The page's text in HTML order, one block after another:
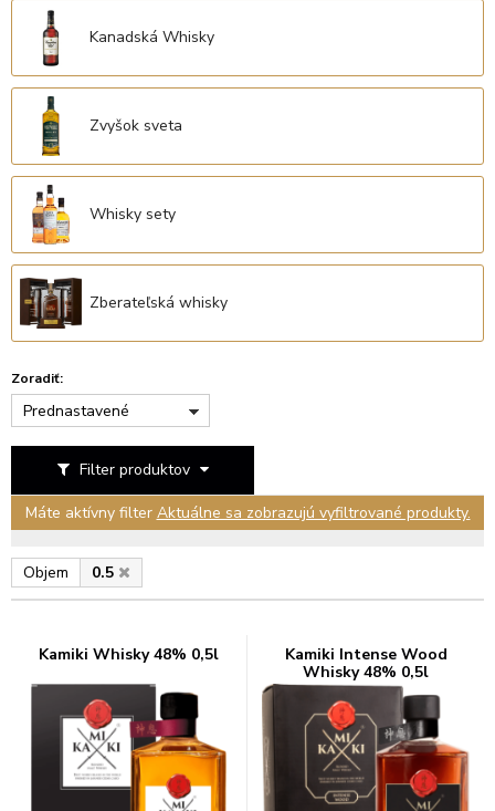
Kanadská Whisky
Zvyšok sveta
Whisky sety
Zberateľská whisky
Filter produktov
Zoradiť:
Prednastavené
Máte aktívny filter Aktuálne sa zobrazujú vyfiltrované produkty.
Objem 0.5
Kamiki Whisky 48% 0,5l
Kamiki Intense Wood
Whisky 48% 0,5l